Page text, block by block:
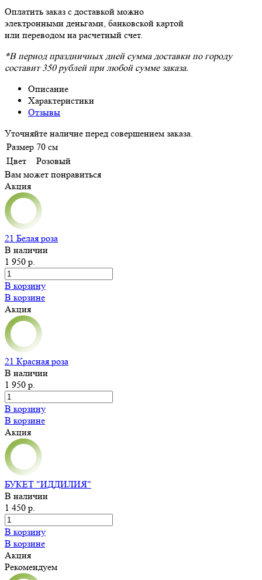
Оплатить заказ с доставкой можно
электронными деньгами, банковской картой
или переводом на расчетный счет.
*В период праздничных дней сумма доставки по городу
составит 350 рублей при любой сумме заказа.
Описание
Характеристики
Отзывы
Уточняйте наличие перед совершением заказа.
Размер 70 см
Цвет
Розовый
Вам может понравиться
Акция
21 Белая роза
В наличии
1 950 р.
В корзину
В корзине
Акция
21 Красная роза
В наличии
1 950 р.
В корзину
В корзине
Акция
БУКЕТ "ИДДИЛИЯ"
В наличии
1 450 р.
В корзину
В корзине
Акция
Рекомендуем